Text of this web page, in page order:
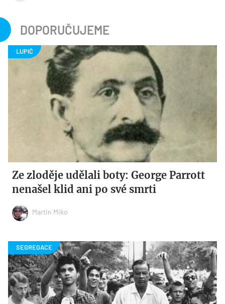
DOPORUČUJEME
Ze zloděje udělali boty: George Parrott
nenašel klid ani po své smrti
Martin Miko